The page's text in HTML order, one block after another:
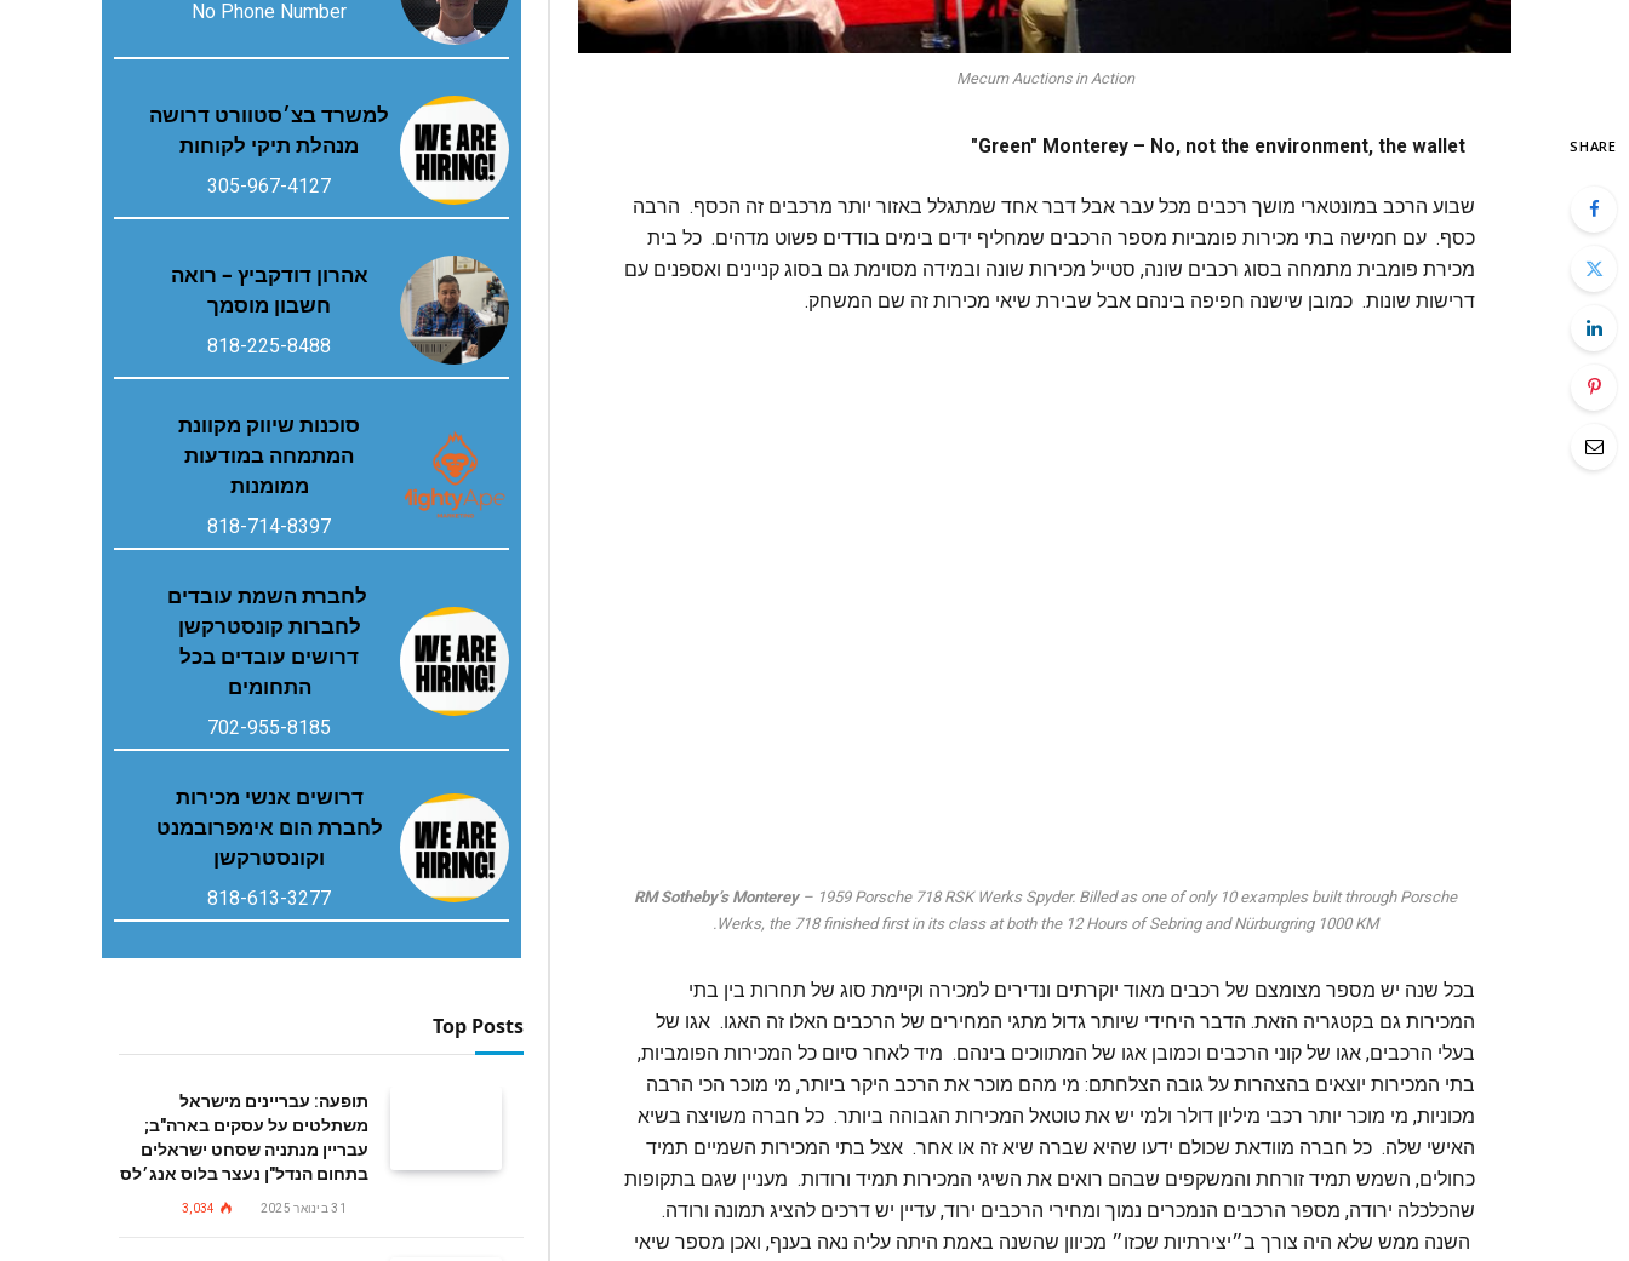
Mecum Auctions in Action
SHARE
Green" Monterey – No, not the environment, the wallet"
שבוע הרכב במונטארי מושך רכבים מכל עבר אבל דבר אחד שמתגלל באזור יותר מרכבים זה הכסף. הרבה
כסף. עם חמישה בתי מכירות פומביות מספר הרכבים שמחליף ידים בימים בודדים פשוט מדהים. כל בית
מכירת פומבית מתמחה בסוג רכבים שונה, סטייל מכירות שונה ובמידה מסוימת גם בסוג קניינים ואספנים עם
דרישות שונות. כמובן שישנה חפיפה בינהם אבל שבירת שיאי מכירות זה שם המשחק.
RM Sotheby’s Monterey– 1959 Porsche 718 RSK Werks Spyder. Billed as one of only 10 examples built through Porsche
Werks, the 718 finished first in its class at both the 12 Hours of Sebring and Nürburgring 1000 KM.
בכל שנה יש מספר מצומצם של רכבים מאוד יוקרתים ונדירים למכירה וקיימת סוג של תחרות בין בתי
המכירות גם בקטגריה הזאת. הדבר היחידי שיותר גדול מתגי המחירים של הרכבים האלו זה האגו. אגו של
בעלי הרכבים, אגו של קוני הרכבים וכמובן אגו של המתווכים בינהם. מיד לאחר סיום כל המכירות הפומביות,
בתי המכירות יוצאים בהצהרות על גובה הצלחתם: מי מהם מוכר את הרכב היקר ביותר, מי מוכר הכי הרבה
מכוניות, מי מוכר יותר רכבי מיליון דולר ולמי יש את טוטאל המכירות הגבוהה ביותר. כל חברה משויצה בשיא
האישי שלה. כל חברה מוודאת שכולם ידעו שהיא שברה שיא זה או אחר. אצל בתי המכירות השמיים תמיד
כחולים, השמש תמיד זורחת והמשקפים שבהם רואים את השיגי המכירות תמיד ורודות. מעניין שגם בתקופות
שהכלכלה ירודה, מספר הרכבים הנמכרים נמוך ומחירי הרכבים ירוד, עדיין יש דרכים להציג תמונה ורודה.
השנה ממש שלא היה צורך ב״יצירתיות שכזו״ מכיוון שהשנה באמת היתה עליה נאה בענף, ואכן מספר שיאי
No Phone Number
למשרד בצ׳סטוורט דרושה
מנהלת תיקי לקוחות
305-967-4127
אהרון דודקביץ – רואה
חשבון מוסמך
818-225-8488
סוכנות שיווק מקוונת
המתמחה במודעות
ממומנות
818-714-8397
לחברת השמת עובדים
לחברות קונסטרקשן
דרושים עובדים בכל
התחומים
702-955-8185
דרושים אנשי מכירות
לחברת הום אימפרובמנט
וקונסטרקשן
818-613-3277
Top Posts
תופעה: עבריינים מישראל
משתלטים על עסקים בארה"ב;
עבריין מנתניה שסחט ישראלים
בתחום הנדל"ן נעצר בלוס אנג׳לס
31 בינואר 2025 3,034